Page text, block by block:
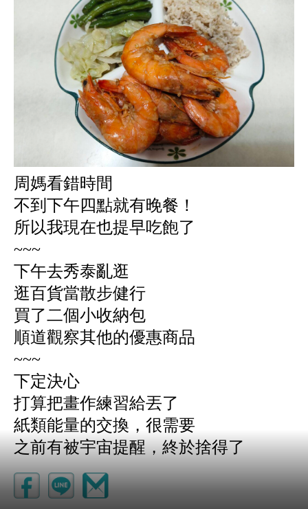
周媽看錯時間
不到下午四點就有晚餐！
所以我現在也提早吃飽了
~~~
下午去秀泰亂逛
逛百貨當散步健行
買了二個小收納包
順道觀察其他的優惠商品
~~~
下定決心
打算把畫作練習給丟了
紙類能量的交換，很需要
之前有被宇宙提醒，終於捨得了